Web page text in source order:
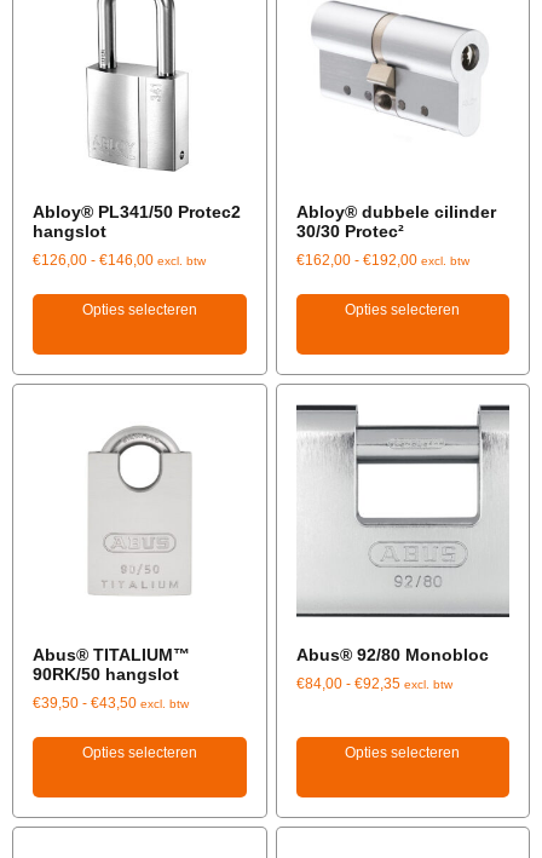
Abloy® PL341/50 Protec2
hangslot
€126,00 - €146,00 excl. btw
Opties selecteren
Abloy® dubbele cilinder
30/30 Protec²
€162,00 - €192,00 excl. btw
Opties selecteren
Abus® TITALIUM™
90RK/50 hangslot
€39,50 - €43,50 excl. btw
Opties selecteren
Abus® 92/80 Monobloc
€84,00 - €92,35 excl. btw
Opties selecteren